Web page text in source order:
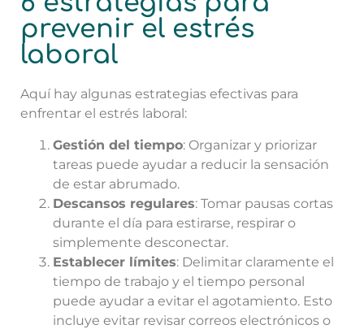
prevenir el estrés
laboral
Aquí hay algunas estrategias efectivas para
enfrentar el estrés laboral:
Gestión del tiempo: Organizar y priorizar
tareas puede ayudar a reducir la sensación
de estar abrumado.
Descansos regulares: Tomar pausas cortas
durante el día para estirarse, respirar o
simplemente desconectar.
Establecer límites: Delimitar claramente el
tiempo de trabajo y el tiempo personal
puede ayudar a evitar el agotamiento. Esto
incluye evitar revisar correos electrónicos o